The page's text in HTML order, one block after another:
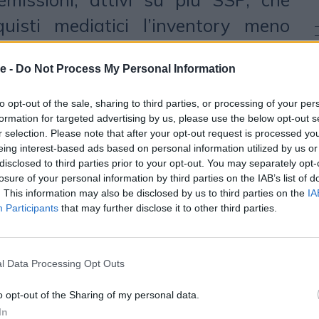
- Do Not Process My Personal Information
opt-out of the sale, sharing to third parties, or processing of your
for targeted advertising by us, please use the below opt-out
selection. Please note that after your opt-out request is processed
interest-based ads based on personal information utilized by us
to third parties prior to your opt-out. You may separately
of your personal information by third parties on the IAB’s list of
This information may also be disclosed by us to third parties on the
Participants that may further disclose it to other third parties.
Data Processing Opt Outs
opt-out of the Sharing of my personal data.
mediatici l’inventory meno
un ecosistema mediatico più
di massimizzare l’attenzione,
impatto sul loro brand e ridurre
Secondo il report di Scope3
del programmatic advertising
tonnellate metriche di emissioni
mese in cinque economie leader
di oltre 24 milioni di galloni
di litri) di benzina consumati.
pubblicitarie digitali